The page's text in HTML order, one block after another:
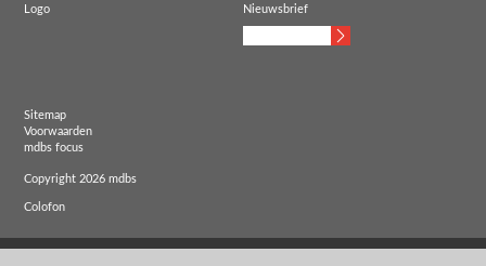
Logo Nieuwsbrief
Sitemap
Voorwaarden
mdbs focus
Copyright 2026 mdbs
Colofon